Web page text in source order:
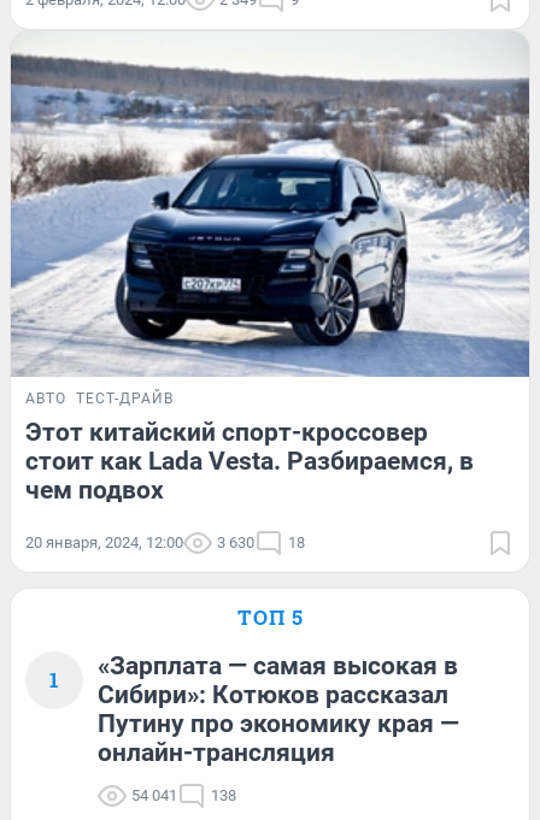
АВТО ТЕСТ-ДРАЙВ
Этот китайский спорт-кроссовер
стоит как Lada Vesta. Разбираемся, в
чем подвох
20 января, 2024, 12:00 3 630 18
ТОП 5
1
«Зарплата — самая высокая в
Сибири»: Котюков рассказал
Путину про экономику края —
онлайн-трансляция
54 041 138